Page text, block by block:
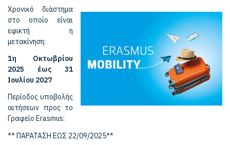
Χρονικό διάστημα
στο οποίο είναι
εφικτή η
μετακίνηση:
1η Οκτωβρίου
2025 έως 31
Ιουλίου 2027
Περίοδος υποβολής
αιτήσεων προς το
Γραφείο Erasmus:
** ΠΑΡΑΤΑΣΗ ΕΩΣ 22/09/2025**